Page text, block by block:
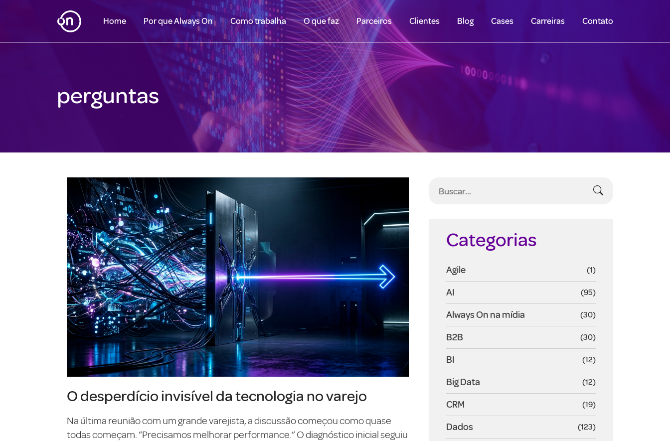
Home Por que Always On Como trabalha O que faz Parceiros Clientes Blog Cases Carreiras Contato
perguntas
O desperdício invisível da tecnologia no varejo
Na última reunião com um grande varejista, a discussão começou como quase
todas começam. “Precisamos melhorar performance.” O diagnóstico inicial seguiu
Categorias
Agile (1)
AI (95)
Always On na mídia (30)
B2B (30)
BI (12)
Big Data (12)
CRM (19)
Dados (123)